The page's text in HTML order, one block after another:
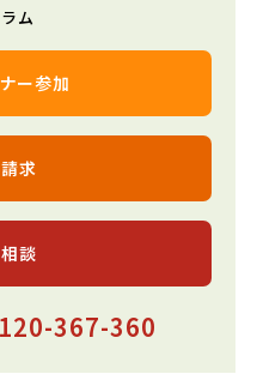
ム
ー参加
求
談
367-360